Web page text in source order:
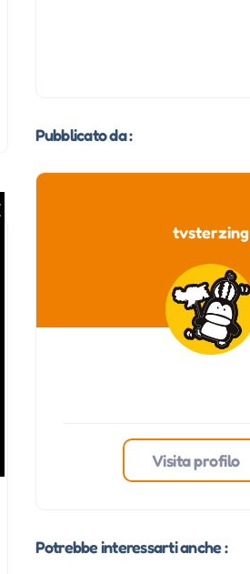
Pubblicato da :
tvsterzing
Visita profilo
Potrebbe interessarti anche :